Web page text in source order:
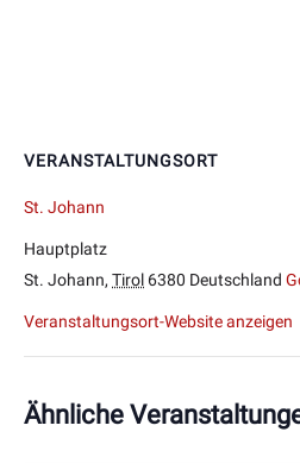
VERANSTALTUNGSORT
St. Johann
Hauptplatz
St. Johann, Tirol 6380 Deutschland
Veranstaltungsort-Website anzeigen
Ähnliche